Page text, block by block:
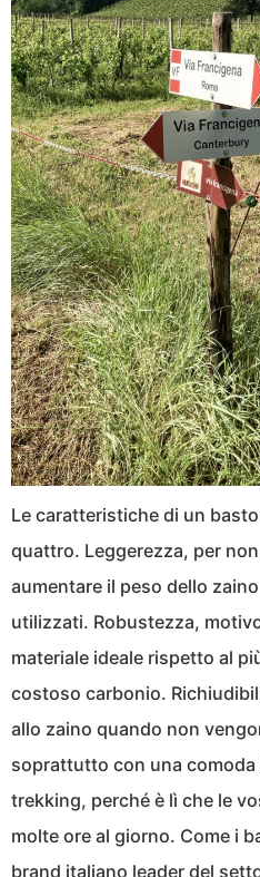
Le caratteristiche di un
quattro. Leggerezza, per
aumentare il peso dello
utilizzati. Robustezza,
materiale ideale rispetto al
costoso carbonio.
allo zaino quando non
soprattutto con una
trekking, perché è lì che le
molte ore al giorno. Come i
brand italiano leader del